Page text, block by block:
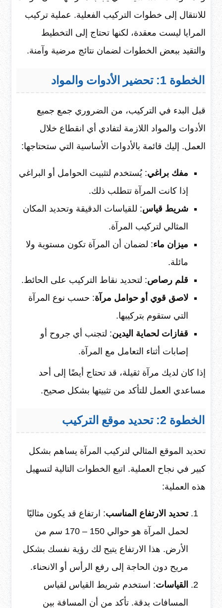
للانتقال إلى خطوات التركيب الفعلية. عملية تركيب
المرايا ليست معقدة، لكنها تحتاج إلى التخطيط
والتقيد ببعض الخطوات لضمان نتائج مرضية وآمنة.
الخطوة 1: تحضير الأدوات والمواد
قبل البدء في التركيب، من الضروري جمع جميع
الأدوات والمواد اللازمة لتفادي أي انقطاع خلال
العمل. إليك قائمة بالأدوات الأساسية التي ستحتاجها:
مفك براغي: يُستخدم لتثبيت الحوامل أو البراغي
إذا كانت المرآة تتطلب ذلك.
شريط قياس: للقياسات الدقيقة وتحديد المكان
المثالي لتركيب المرآة.
ميزان ماء: لضمان أن المرآة تكون مستوية ولا
مائلة.
قلم رصاص: لتحديد نقاط التركيب على الحائط.
لاصق قوي أو حوامل مرآة: حسب نوع المرآة
التي ستقوم بتركيبها.
قفازات لحماية اليدين: لتجنب أي جروح أو
إصابات أثناء التعامل مع المرآة.
إذا كان لديك مرآة ثقيلة، قد تحتاج أيضًا إلى أحد
مساعدي العمل للتأكد من تثبيتها بشكل صحيح.
الخطوة 2: تحديد موقع التركيب
تحديد الموقع المثالي لتركيب المرآة يساهم بشكل
كبير في نجاح العملية. اتبع الخطوات التالية لتسهيل
هذه العملية:
تحديد الارتفاع المناسب: ارتفاع قد يكون مثاليًا
لحمل المرآة هو حوالي 150 – 170 سم من
الأرض. هذا الارتفاع يتيح لك رؤية نفسك بشكل
مريح دون الحاجة إلى رفع الرأس أو الانحناء.
القياسات: استخدم شريط القياس لقياس
المسافات بدقة. تأكد من أن المسافة بين